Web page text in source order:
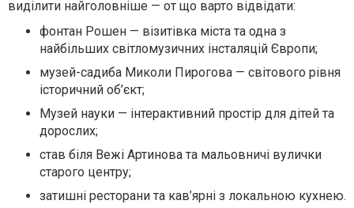
виділити найголовніше — от що варто відвідати:
фонтан Рошен — візитівка міста та одна з
найбільших світломузичних інсталяцій Європи;
музей-садиба Миколи Пирогова — світового рівня
історичний об’єкт;
Музей науки — інтерактивний простір для дітей та
дорослих;
став біля Вежі Артинова та мальовничі вулички
старого центру;
затишні ресторани та кав’ярні з локальною кухнею.